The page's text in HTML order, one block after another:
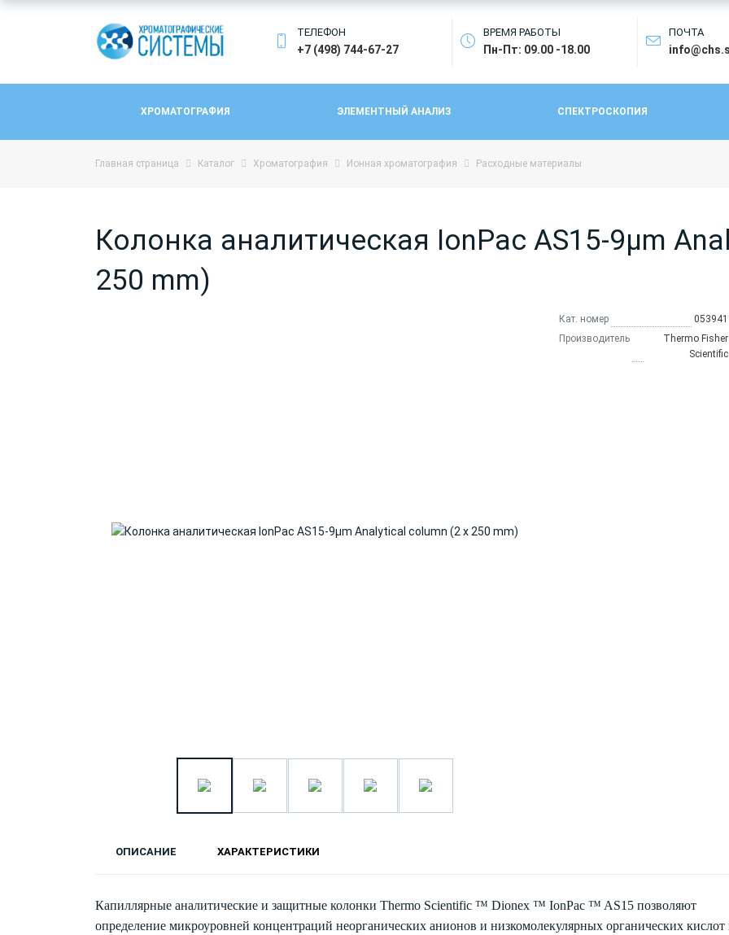
ТЕЛЕФОН
+7 (498) 744-67-27
ВРЕМЯ РАБОТЫ
Пн-Пт: 09.00 -18.00
ПОЧТА
ХРОМАТОГРАФИЯ ЭЛЕМЕНТНЫЙ АНАЛИЗ СПЕКТРОСКОПИЯ
Главная страница Каталог Хроматография Ионная хроматография Расходные материалы
Колонка аналитическая IonPac AS15-9µm
250 mm)
Кат. номер
053941
Производитель
Thermo Fisher
Scientific
ОПИСАНИЕ ХАРАКТЕРИСТИКИ
Капиллярные аналитические и защитные колонки Thermo Scientific ™ Dionex ™ IonPac ™ AS15 позволяют
определение микроуровней концентраций неорганических анионов и низкомолекулярных органических кислот